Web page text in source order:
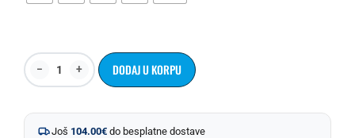
DODAJ U KORPU
Još 104.00€ do besplatne dostave